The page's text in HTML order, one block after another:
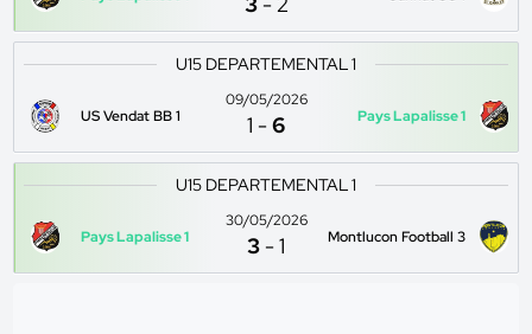
U15 DEPARTEMENTAL 1
US Vendat BB 1
09/05/2026
1 -6 Pays Lapalisse 1
U15 DEPARTEMENTAL 1
Pays Lapalisse 1
30/05/2026
3 -1 Montlucon Football 3